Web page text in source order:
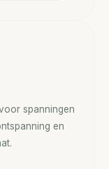
spanningen
en